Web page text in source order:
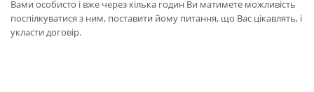
Вами особисто і вже через кілька годин Ви матимете можливість
поспілкуватися з ним, поставити йому питання, що Вас цікавлять, і
укласти договір.